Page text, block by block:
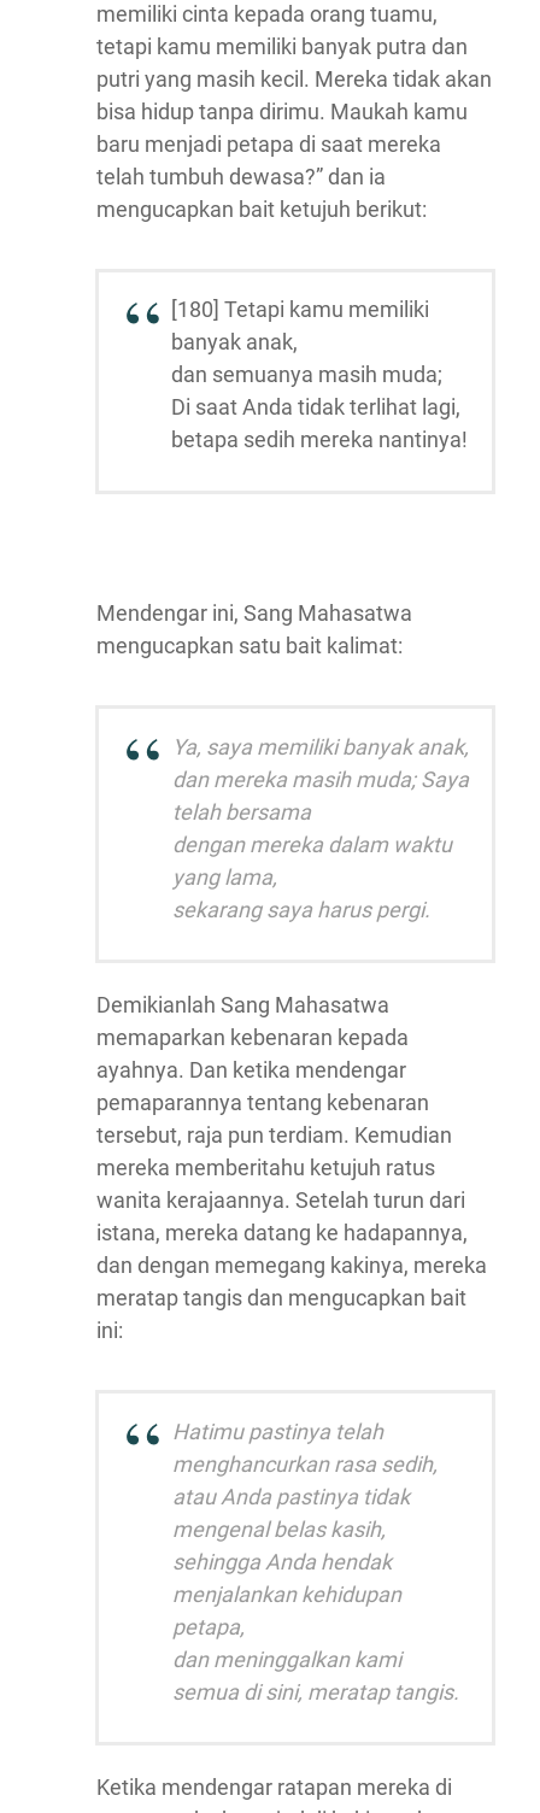
memiliki cinta kepada orang tuamu,
tetapi kamu memiliki banyak putra dan
putri yang masih kecil. Mereka tidak akan
bisa hidup tanpa dirimu. Maukah kamu
baru menjadi petapa di saat mereka
telah tumbuh dewasa?” dan ia
mengucapkan bait ketujuh berikut:
[180] Tetapi kamu memiliki
banyak anak,
dan semuanya masih muda;
Di saat Anda tidak terlihat lagi,
betapa sedih mereka nantinya!
Mendengar ini, Sang Mahasatwa
mengucapkan satu bait kalimat:
Ya, saya memiliki banyak anak,
dan mereka masih muda; Saya
telah bersama
dengan mereka dalam waktu
yang lama,
sekarang saya harus pergi.
Demikianlah Sang Mahasatwa
memaparkan kebenaran kepada
ayahnya. Dan ketika mendengar
pemaparannya tentang kebenaran
tersebut, raja pun terdiam. Kemudian
mereka memberitahu ketujuh ratus
wanita kerajaannya. Setelah turun dari
istana, mereka datang ke hadapannya,
dan dengan memegang kakinya, mereka
meratap tangis dan mengucapkan bait
ini:
Hatimu pastinya telah
menghancurkan rasa sedih,
atau Anda pastinya tidak
mengenal belas kasih,
sehingga Anda hendak
menjalankan kehidupan
petapa,
dan meninggalkan kami
semua di sini, meratap tangis.
Ketika mendengar ratapan mereka di